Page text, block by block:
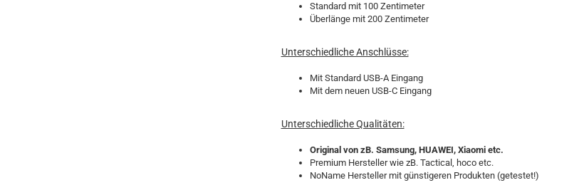
Standard mit 100 Zentimeter
Überlänge mit 200 Zentimeter
Unterschiedliche Anschlüsse:
Mit Standard USB-A Eingang
Mit dem neuen USB-C Eingang
Unterschiedliche Qualitäten:
Original von zB. Samsung, HUAWEI, Xiaomi etc.
Premium Hersteller wie zB. Tactical, hoco etc.
NoName Hersteller mit günstigeren Produkten (getestet!)